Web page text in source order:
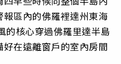
區內的佛羅裡達州東海
的核心穿過佛羅里達半島
在遠離窗戶的室內房間